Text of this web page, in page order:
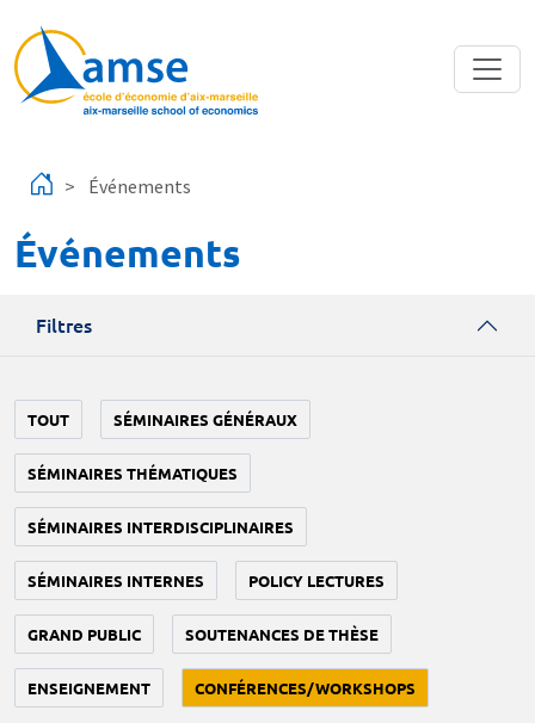
Événements
Événements
Filtres
TOUT SÉMINAIRES GÉNÉRAUX
SÉMINAIRES THÉMATIQUES
SÉMINAIRES INTERDISCIPLINAIRES
SÉMINAIRES INTERNES POLICY LECTURES
GRAND PUBLIC SOUTENANCES DE THÈSE
ENSEIGNEMENT CONFÉRENCES/WORKSHOPS